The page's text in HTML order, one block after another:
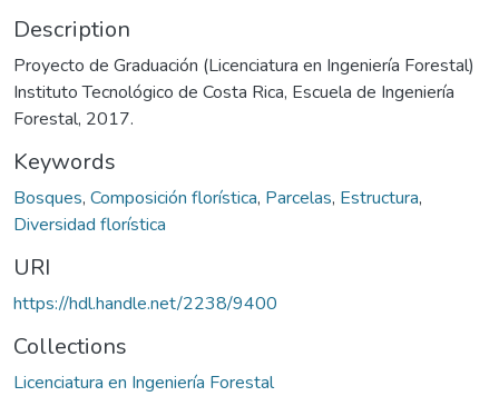
Description
Proyecto de Graduación (Licenciatura en Ingeniería Forestal)
Instituto Tecnológico de Costa Rica, Escuela de Ingeniería
Forestal, 2017.
Keywords
Bosques, Composición florística, Parcelas, Estructura,
Diversidad florística
URI
https://hdl.handle.net/2238/9400
Collections
Licenciatura en Ingeniería Forestal